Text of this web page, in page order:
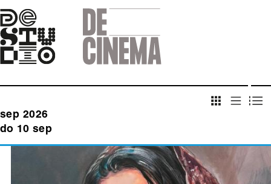
Skip
to
main
navigation
sep 2026
do 10 sep